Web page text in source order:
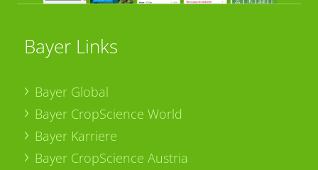
Bayer Links
Bayer Global
Bayer CropScience World
Bayer Karriere
Bayer CropScience Austria